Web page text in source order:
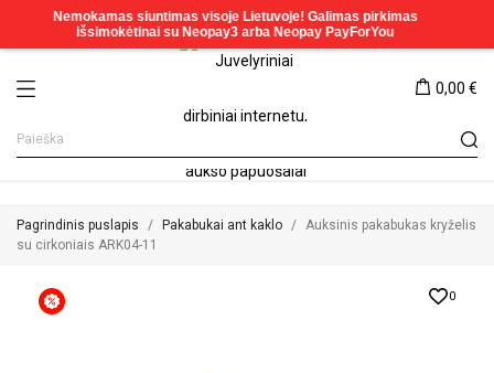
0,00 €
Pagrindinis puslapis Pakabukai ant kaklo
Auksinis pakabukas kryželis
su cirkoniais ARK04-11
0